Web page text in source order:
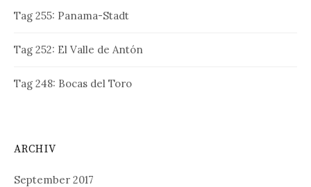
Tag 255: Panama-Stadt
Tag 252: El Valle de Antón
Tag 248: Bocas del Toro
ARCHIV
September 2017